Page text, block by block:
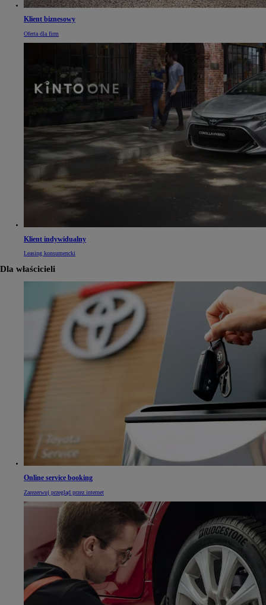
Klient biznesowy
Oferta dla firm
Klient indywidualny
Leasing konsumencki
Dla właścicieli
Online service booking
Zarezerwuj przegląd przez internet